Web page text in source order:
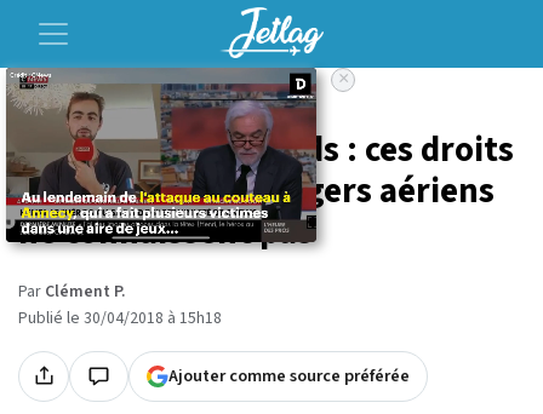
Accueil Voyage
Annulations, retards : ces droits
que 85% des passagers aériens
ne connaissent pas
Par Clément P.
Publié le 30/04/2018 à 15h18
Ajouter comme source préférée
×